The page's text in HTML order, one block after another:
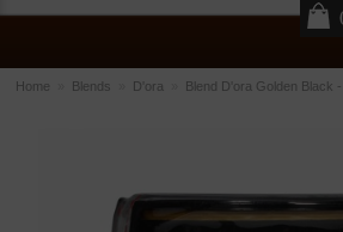
Filtros para Cachimbo
Home Blends D'ora Blend D'ora Golden Black